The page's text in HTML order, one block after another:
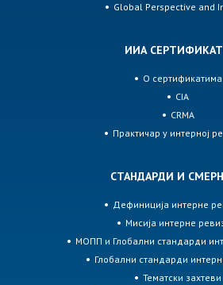
Global Perspective and
ИИА
О сертификатима
CIA
CRMA
Практичар у интерној
СТАНДАРДИ И
Дефиниција интерне
Мисија интерне
МОПП и Глобални стандарди
Глобални стандарди
Тематски захтеви